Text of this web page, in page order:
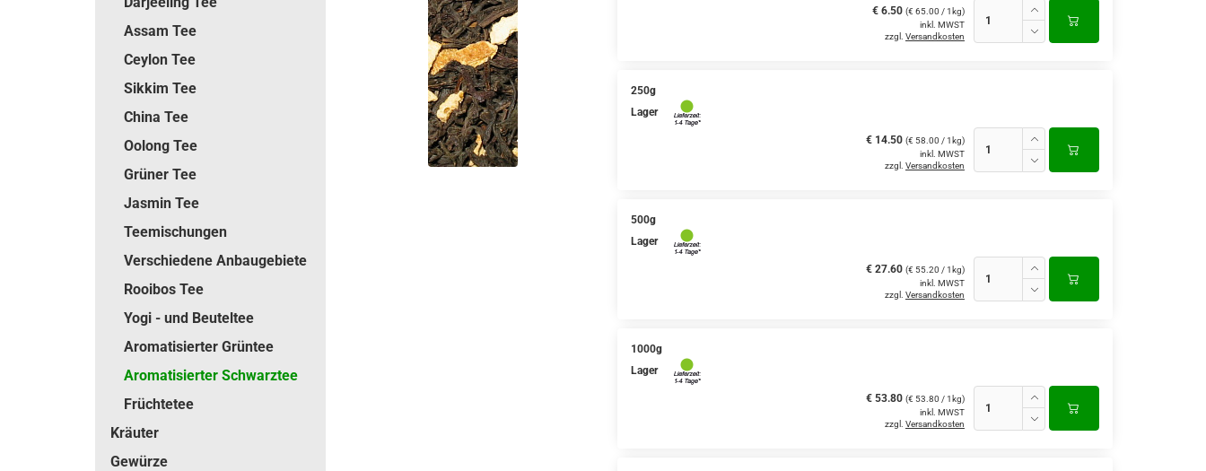
€ 6.50 (€ 65.00 / 1kg)
inkl. MWST
zzgl. Versandkosten
250g
Lager
€ 14.50 (€ 58.00 / 1kg)
inkl. MWST
zzgl. Versandkosten
500g
Lager
€ 27.60 (€ 55.20 / 1kg)
inkl. MWST
zzgl. Versandkosten
1000g
Lager
€ 53.80 (€ 53.80 / 1kg)
inkl. MWST
zzgl. Versandkosten
Assam Tee
Ceylon Tee
Sikkim Tee
China Tee
Oolong Tee
Grüner Tee
Jasmin Tee
Teemischungen
Verschiedene Anbaugebiete
Rooibos Tee
Yogi - und Beuteltee
Aromatisierter Grüntee
Aromatisierter Schwarztee
Früchtetee
Kräuter
Gewürze